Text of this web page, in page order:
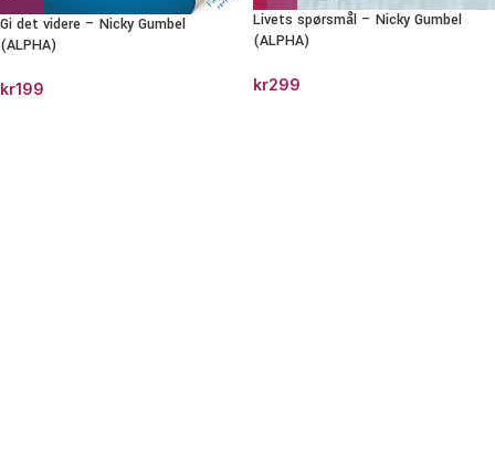
Gi det videre – Nicky Gumbel
(ALPHA)
kr199
Livets spørsmål – Nicky Gumbel
(ALPHA)
kr299